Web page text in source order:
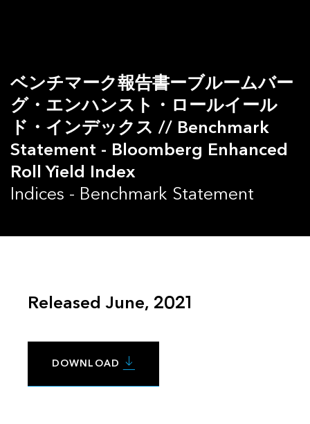
ベンチマーク報告書ーブルームバー
グ・エンハンスト・ロールイール
ド・インデックス // Benchmark
Statement - Bloomberg Enhanced
Roll Yield Index
Indices - Benchmark Statement
Released June, 2021
DOWNLOAD